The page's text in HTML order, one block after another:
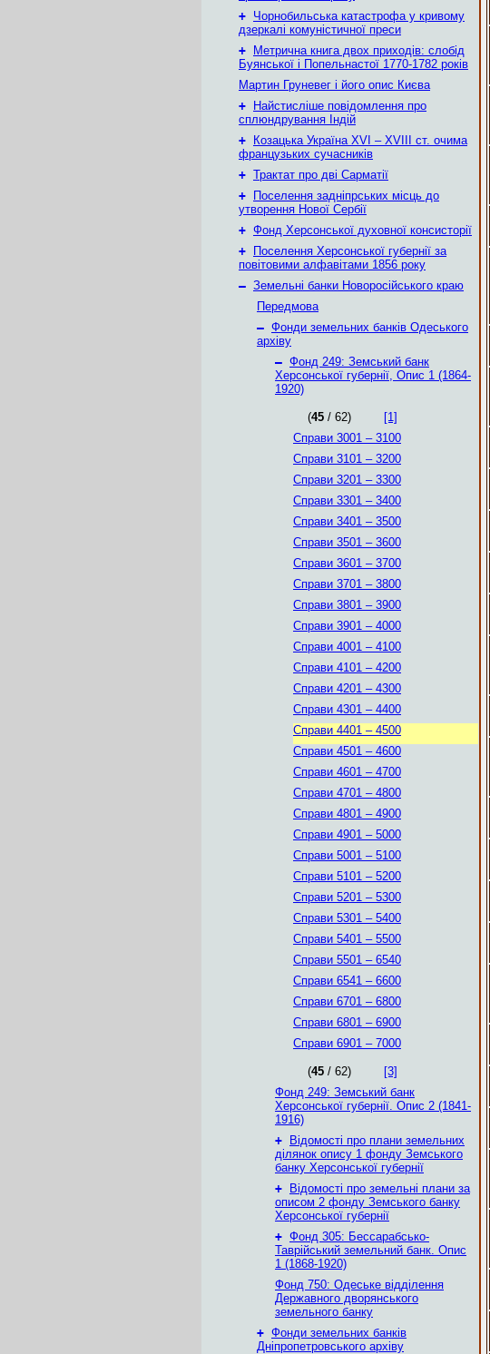
+ Чорнобильська катастрофа у кривому
дзеркалі комуністичної преси
+
Метрична книга двох приходів: слобід
Буянської і Попельнастої 1770-1782 років
Мартин Груневег і його опис Києва
+
Найстисліше повідомлення про
сплюндрування Індій
+
Козацька Україна ХVІ – ХVІІІ ст. очима
французьких сучасників
+ Трактат про дві Сарматії
+
Поселення задніпрських місць до
утворення Нової Сербії
+ Фонд Херсонської духовної консисторії
+
Поселення Херсонської губернії за
повітовими алфавітами 1856 року
– Земельні банки Новоросійського краю
Передмова
– Фонди земельних банків Одеського
архіву
– Фонд 249: Земський банк
Херсонської губернії, Опис 1 (1864-
1920)
(45 / 62)
[1]
Справи 3001 – 3100
Справи 3101 – 3200
Справи 3201 – 3300
Справи 3301 – 3400
Справи 3401 – 3500
Справи 3501 – 3600
Справи 3601 – 3700
Справи 3701 – 3800
Справи 3801 – 3900
Справи 3901 – 4000
Справи 4001 – 4100
Справи 4101 – 4200
Справи 4201 – 4300
Справи 4301 – 4400
Справи 4401 – 4500
Справи 4501 – 4600
Справи 4601 – 4700
Справи 4701 – 4800
Справи 4801 – 4900
Справи 4901 – 5000
Справи 5001 – 5100
Справи 5101 – 5200
Справи 5201 – 5300
Справи 5301 – 5400
Справи 5401 – 5500
Справи 5501 – 6540
Справи 6541 – 6600
Справи 6701 – 6800
Справи 6801 – 6900
Справи 6901 – 7000
(45 / 62)
[3]
Фонд 249: Земський банк
Херсонської губернії. Опис 2 (1841-
1916)
+
Відомості про плани земельних
ділянок опису 1 фонду Земського
банку Херсонської губернії
+
Відомості про земельні плани за
описом 2 фонду Земського банку
Херсонської губернії
+ Фонд 305: Бессарабсько-
Таврійський земельний банк. Опис
1 (1868-1920)
Фонд 750: Одеське відділення
Державного дворянського
земельного банку
+ Фонди земельних банків
Дніпропетровського архіву